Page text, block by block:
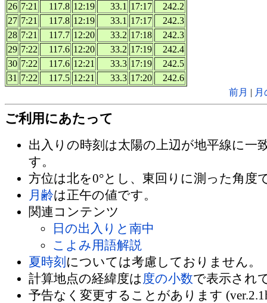
26 7:21 117.8 12:19 33.1 17:17
242.2
27 7:21 117.8 12:19 33.1 17:17
242.3
28 7:21 117.7 12:20 33.2 17:18
242.3
29 7:22 117.6 12:20 33.2 17:19
242.4
30 7:22 117.6 12:21 33.3 17:19
242.5
31 7:22 117.5 12:21 33.3 17:20
242.6
前月 |
ご利用にあたって
出入りの時刻は太陽の上辺が地平線に一
す。
方位は北を0°とし、東回りに測った角度
月齢は正午の値です。
関連コンテンツ
日の出入りと南中
こよみ用語解説
夏時刻 については考慮しておりません。
計算地点の経緯度は 度の小数で表示され
予告なく変更することがあります